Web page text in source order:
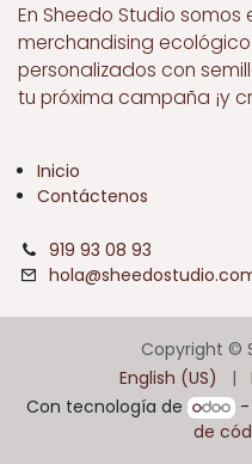
En Sheedo Studio
merchandising
personalizados con
tu próxima campaña ¡y
Inicio
Contáctenos
919 93 08 93
Copyright ©
English (US)
|
Con tecnología de
-
de